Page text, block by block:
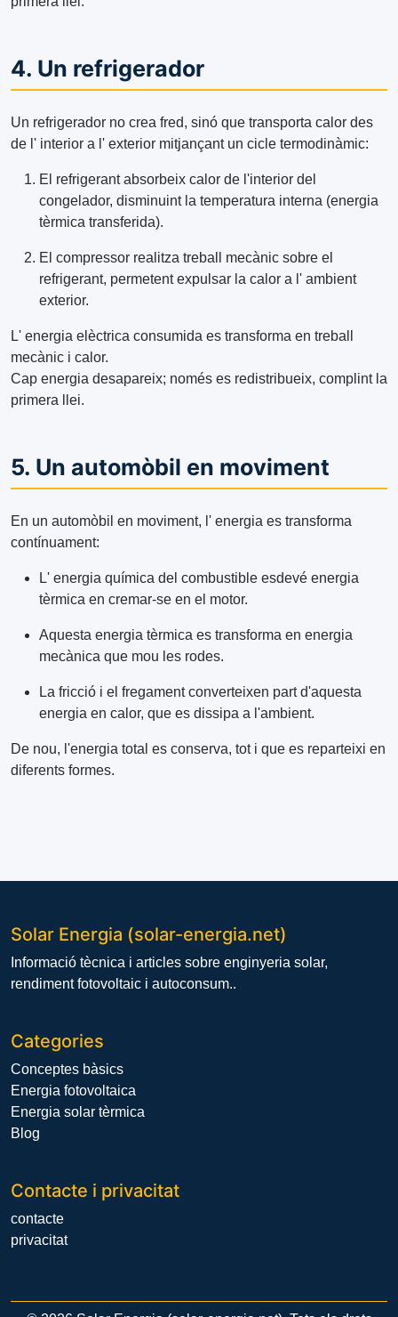
4. Un refrigerador
Un refrigerador no crea fred, sinó que transporta calor des
de l' interior a l' exterior mitjançant un cicle termodinàmic:
El refrigerant absorbeix calor de l'interior del
congelador, disminuint la temperatura interna (energia
tèrmica transferida).
El compressor realitza treball mecànic sobre el
refrigerant, permetent expulsar la calor a l' ambient
exterior.
L' energia elèctrica consumida es transforma en treball
mecànic i calor.
Cap energia desapareix; només es redistribueix, complint la
primera llei.
5. Un automòbil en moviment
En un automòbil en moviment, l' energia es transforma
contínuament:
L' energia química del combustible esdevé energia
tèrmica en cremar-se en el motor.
Aquesta energia tèrmica es transforma en energia
mecànica que mou les rodes.
La fricció i el fregament converteixen part d'aquesta
energia en calor, que es dissipa a l'ambient.
De nou, l'energia total es conserva, tot i que es reparteixi en
diferents formes.
Solar Energia (solar-energia.net)
Informació tècnica i articles sobre enginyeria solar,
rendiment fotovoltaic i autoconsum..
Categories
Conceptes bàsics
Energia fotovoltaica
Energia solar tèrmica
Blog
Contacte i privacitat
contacte
privacitat